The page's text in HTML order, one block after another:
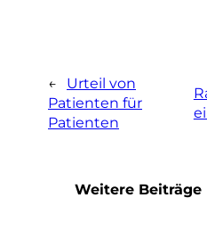
←
Urteil von
Patienten für
Patienten
Weitere Beiträge